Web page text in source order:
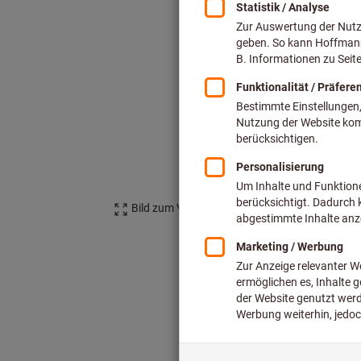
Bild zum Vergrößern anklicken